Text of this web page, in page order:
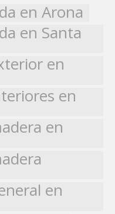
en Arona
en Santa
en
en
en
en